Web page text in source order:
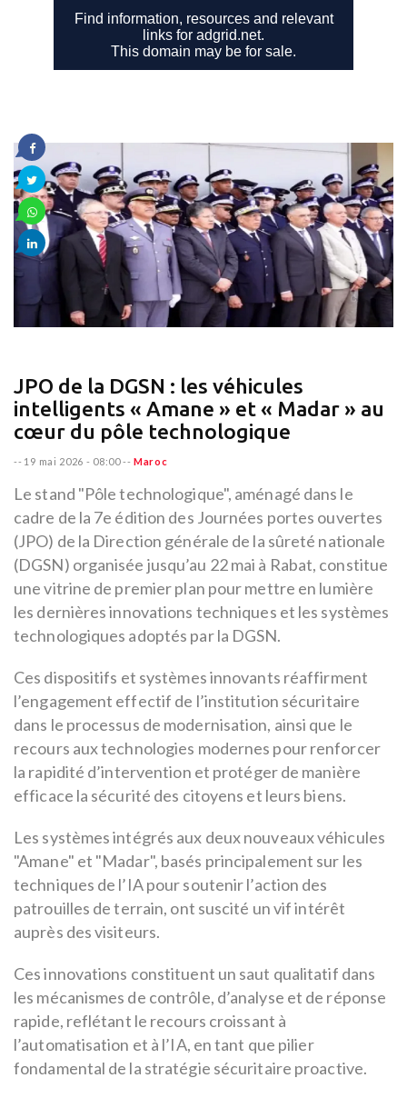
JPO de la DGSN : les véhicules
intelligents « Amane » et « Madar » au
cœur du pôle technologique
-- 19 mai 2026 - 08:00-- Maroc
Le stand "Pôle technologique", aménagé dans le
cadre de la 7e édition des Journées portes ouvertes
(JPO) de la Direction générale de la sûreté nationale
(DGSN) organisée jusqu’au 22 mai à Rabat, constitue
une vitrine de premier plan pour mettre en lumière
les dernières innovations techniques et les systèmes
technologiques adoptés par la DGSN.
Ces dispositifs et systèmes innovants réaffirment
l’engagement effectif de l’institution sécuritaire
dans le processus de modernisation, ainsi que le
recours aux technologies modernes pour renforcer
la rapidité d’intervention et protéger de manière
efficace la sécurité des citoyens et leurs biens.
Les systèmes intégrés aux deux nouveaux véhicules
"Amane" et "Madar", basés principalement sur les
techniques de l’IA pour soutenir l’action des
patrouilles de terrain, ont suscité un vif intérêt
auprès des visiteurs.
Ces innovations constituent un saut qualitatif dans
les mécanismes de contrôle, d’analyse et de réponse
rapide, reflétant le recours croissant à
l’automatisation et à l’IA, en tant que pilier
fondamental de la stratégie sécuritaire proactive.